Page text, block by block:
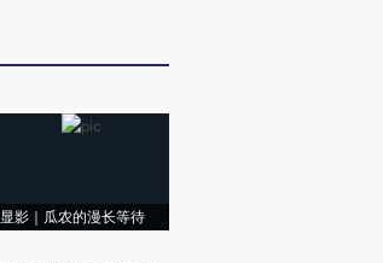
显影｜瓜农的漫长等待